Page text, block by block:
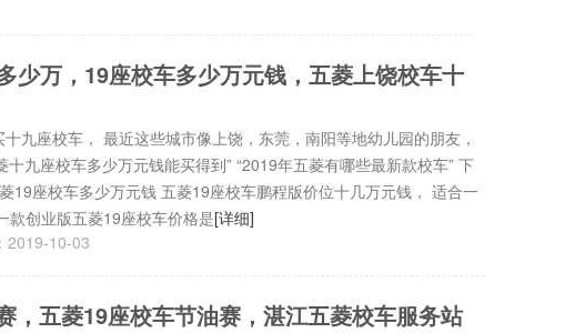
少万，19座校车多少万元钱，五菱上饶校车十
九座校车， 最近这些城市像上饶，东莞，南阳等地幼儿园的朋友，
十九座校车多少万元钱能买得到” “2019年五菱有哪些最新款校车” 下
19座校车多少万元钱 五菱19座校车鹏程版价位十几万元钱， 适合一
款创业版五菱19座校车价格是[详细]
2019-10-03
，五菱19座校车节油赛，湛江五菱校车服务站